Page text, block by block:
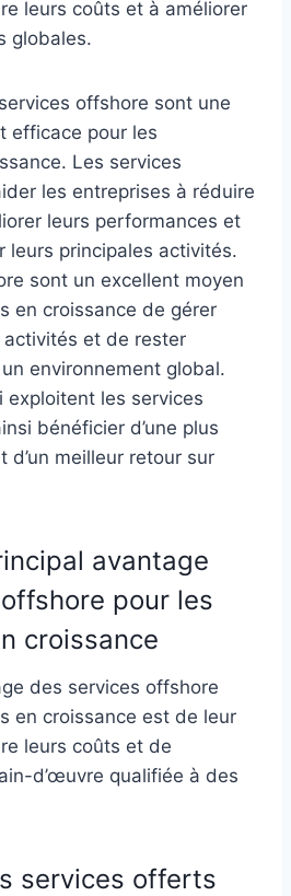
leurs coûts et à améliorer
globales.
offshore sont une
efficace pour les
Les services
les entreprises à réduire
leurs performances et
leurs principales activités.
sont un excellent moyen
en croissance de gérer
et de rester
environnement global.
exploitent les services
bénéficier d’une plus
d’un meilleur retour sur
avantage
pour les
croissance
des services offshore
en croissance est de leur
leurs coûts et de
d’œuvre qualifiée à des
services offerts